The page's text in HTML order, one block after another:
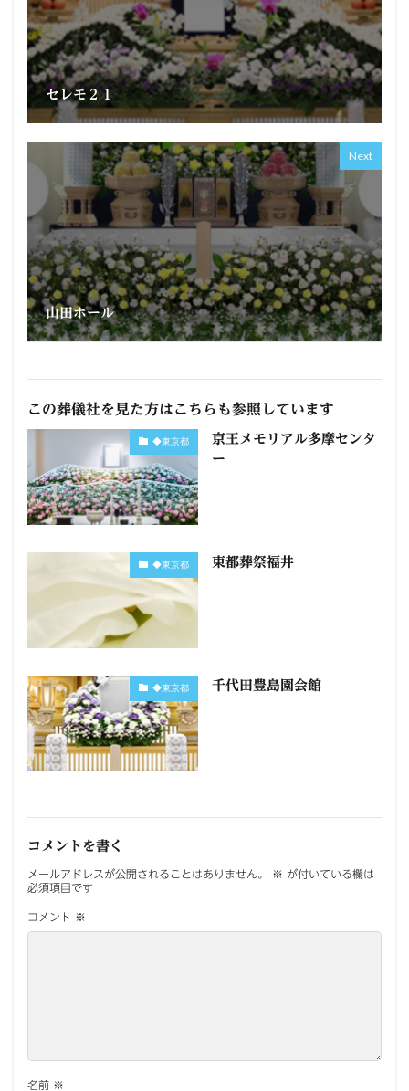
セレモ２１
Next
山田ホール
この葬儀社を見た方はこちらも参照しています
◆東京都
京王メモリアル多摩センタ
ー
◆東京都 東都葬祭福井
◆東京都 千代田豊島園会館
コメントを書く
メールアドレスが公開されることはありません。 ※ が付いている欄は
必須項目です
コメント ※
名前 ※